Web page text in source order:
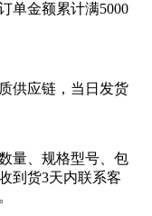
单金额累计满5000
供应链，当日发货
量、规格型号、包
到货3天内联系客